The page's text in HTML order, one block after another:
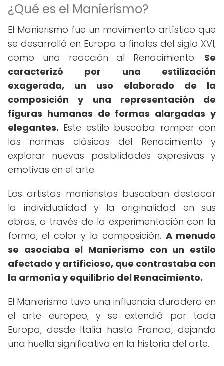
¿Qué es el Manierismo?
El Manierismo fue un movimiento artístico que
se desarrolló en Europa a finales del siglo XVI,
como una reacción al Renacimiento. Se
caracterizó por una estilización
exagerada, un uso elaborado de la
composición y una representación de
figuras humanas de formas alargadas y
elegantes. Este estilo buscaba romper con
las normas clásicas del Renacimiento y
explorar nuevas posibilidades expresivas y
emotivas en el arte.
Los artistas manieristas buscaban destacar
la individualidad y la originalidad en sus
obras, a través de la experimentación con la
forma, el color y la composición. A menudo
se asociaba el Manierismo con un estilo
afectado y artificioso, que contrastaba con
la armonía y equilibrio del Renacimiento.
El Manierismo tuvo una influencia duradera en
el arte europeo, y se extendió por toda
Europa, desde Italia hasta Francia, dejando
una huella significativa en la historia del arte.